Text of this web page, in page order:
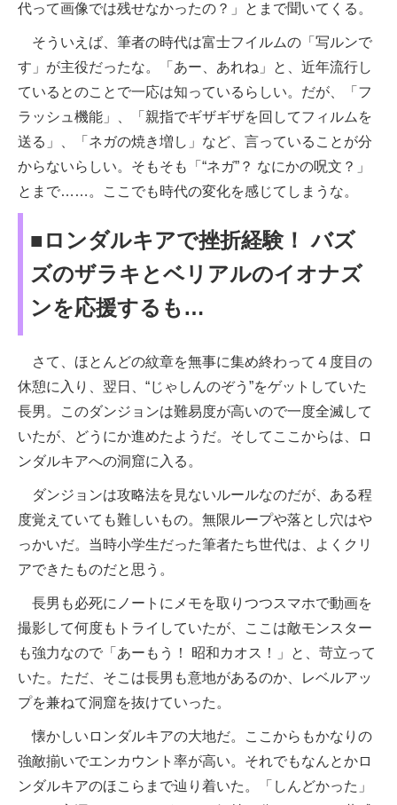
代って画像では残せなかったの？」とまで聞いてくる。
そういえば、筆者の時代は富士フイルムの「写ルンで
す」が主役だったな。「あー、あれね」と、近年流行し
ているとのことで一応は知っているらしい。だが、「フ
ラッシュ機能」、「親指でギザギザを回してフィルムを
送る」、「ネガの焼き増し」など、言っていることが分
からないらしい。そもそも「“ネガ”？ なにかの呪文？」
とまで……。ここでも時代の変化を感じてしまうな。
■ロンダルキアで挫折経験！ バズ
ズのザラキとベリアルのイオナズ
ンを応援するも…
さて、ほとんどの紋章を無事に集め終わって４度目の
休憩に入り、翌日、“じゃしんのぞう”をゲットしていた
長男。このダンジョンは難易度が高いので一度全滅して
いたが、どうにか進めたようだ。そしてここからは、ロ
ンダルキアへの洞窟に入る。
ダンジョンは攻略法を見ないルールなのだが、ある程
度覚えていても難しいもの。無限ループや落とし穴はや
っかいだ。当時小学生だった筆者たち世代は、よくクリ
アできたものだと思う。
長男も必死にノートにメモを取りつつスマホで動画を
撮影して何度もトライしていたが、ここは敵モンスター
も強力なので「あーもう！ 昭和カオス！」と、苛立って
いた。ただ、そこは長男も意地があるのか、レベルアッ
プを兼ねて洞窟を抜けていった。
懐かしいロンダルキアの大地だ。ここからもかなりの
強敵揃いでエンカウント率が高い。それでもなんとかロ
ンダルキアのほこらまで辿り着いた。「しんどかった」